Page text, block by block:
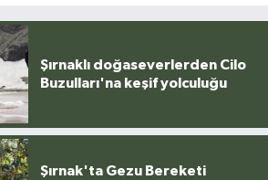
Şırnaklı doğaseverlerden Cilo
Buzulları'na keşif yolculuğu
Şırnak'ta Gezu Bereketi